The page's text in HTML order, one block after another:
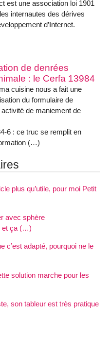
est une association loi 1901
internautes des dérives
d’Internet.
de denrées
: le Cerfa 13984
cuisine nous a fait une
du formulaire de
de maniement de
6 : ce truc se remplit en
(…)
plus qu’utile, pour moi Petit
avec sphère
et ça (…)
c’est adapté, pourquoi ne le
solution marche pour les
son tableur est très pratique